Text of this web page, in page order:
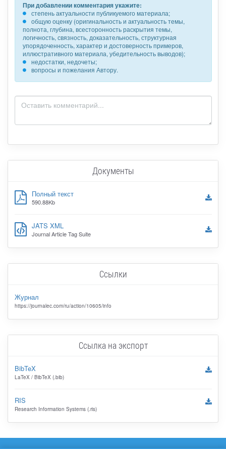
При добавлении комментария укажите:
степень актуальности публикуемого материала;
общую оценку (оригинальность и актуальность темы,
полнота, глубина, всесторонность раскрытия темы,
логичность, связность, доказательность, структурная
упорядоченность, характер и достоверность примеров,
иллюстративного материала, убедительность выводов);
недостатки, недочеты;
вопросы и пожелания Автору.
Документы
Полный текст
590.88Kb
JATS XML
Journal Article Tag Suite
Ссылки
Журнал
https://journalec.com/ru/action/10605/info
Ссылка на экспорт
BibTeX
LaTeX / BibTeX (.bib)
RIS
Research Information Systems (.ris)